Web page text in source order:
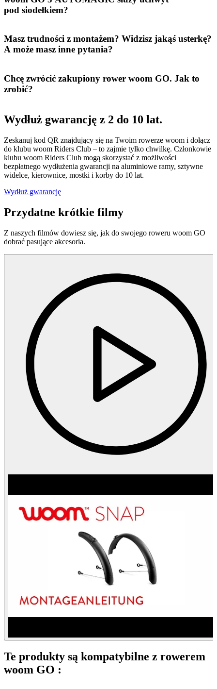
pod siodełkiem?
Masz trudności z montażem? Widzisz jakąś usterkę?
A może masz inne pytania?
Chcę zwrócić zakupiony rower woom GO. Jak to
zrobić?
Wydłuż gwarancję z 2 do 10 lat.
Zeskanuj kod QR znajdujący się na Twoim rowerze woom i dołącz
do klubu woom Riders Club – to zajmie tylko chwilkę. Członkowie
klubu woom Riders Club mogą skorzystać z możliwości
bezpłatnego wydłużenia gwarancji na aluminiowe ramy, sztywne
widelce, kierownice, mostki i korby do 10 lat.
Wydłuż gwarancję
Przydatne krótkie filmy
Z naszych filmów dowiesz się, jak do swojego roweru woom GO
dobrać pasujące akcesoria.
Te produkty są kompatybilne z rowerem
woom GO :